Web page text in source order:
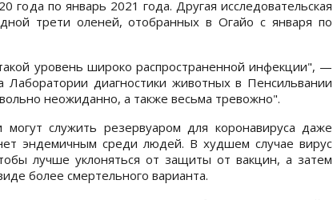
года по январь 2021 года. Другая исследовательская
трети оленей, отобранных в Огайо с января по
уровень широко распространенной инфекции", —
Лаборатории диагностики животных в Пенсильвании
неожиданно, а также весьма тревожно".
служить резервуаром для коронавируса даже
эндемичным среди людей. В худшем случае вирус
лучше уклоняться от защиты от вакцин, а затем
более смертельного варианта.